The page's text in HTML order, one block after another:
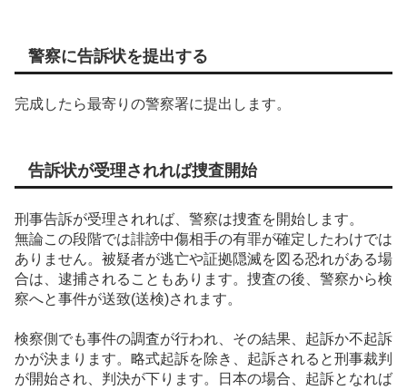
警察に告訴状を提出する
完成したら最寄りの警察署に提出します。
告訴状が受理されれば捜査開始
刑事告訴が受理されれば、警察は捜査を開始します。
無論この段階では誹謗中傷相手の有罪が確定したわけでは
ありません。被疑者が逃亡や証拠隠滅を図る恐れがある場
合は、逮捕されることもあります。捜査の後、警察から検
察へと事件が送致(送検)されます。
検察側でも事件の調査が行われ、その結果、起訴か不起訴
かが決まります。略式起訴を除き、起訴されると刑事裁判
が開始され、判決が下ります。日本の場合、起訴となれば